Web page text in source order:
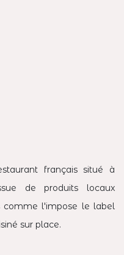
français situé à
de produits locaux
comme l'impose le label
sur place.